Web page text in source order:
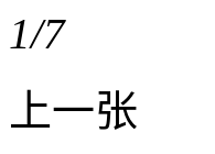
1/7
上一张